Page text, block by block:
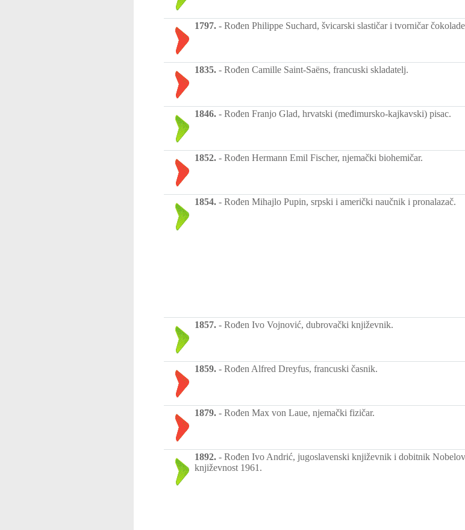
1797. - Rođen Philippe Suchard, švicarski slastičar i tvorničar
1835. - Rođen Camille Saint-Saëns, francuski skladatelj.
1846. - Rođen Franjo Glad, hrvatski (međimursko-kajkavski) pisac.
1852. - Rođen Hermann Emil Fischer, njemački biohemičar.
1854. - Rođen Mihajlo Pupin, srpski i američki naučnik i pronalazač.
1857. - Rođen Ivo Vojnović, dubrovački književnik.
1859. - Rođen Alfred Dreyfus, francuski časnik.
1879. - Rođen Max von Laue, njemački fizičar.
1892. - Rođen Ivo Andrić, jugoslavenski književnik i dobitnik
književnost 1961.